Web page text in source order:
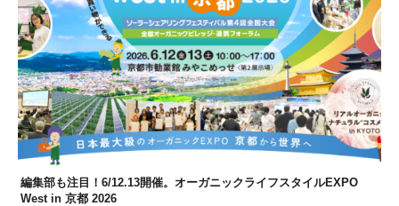
編集部も注目！6/12.13開催。オーガニックライフスタイルEXPO
West in 京都 2026